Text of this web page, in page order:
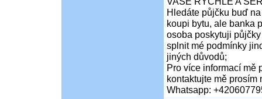
Hledáte půjčku buď
koupi bytu, ale banka
osoba poskytuji
splnit mé podmínky
jiných důvodů;
Pro více informací mě
kontaktujte mě prosím
Whatsapp: